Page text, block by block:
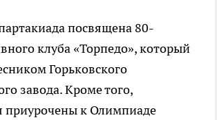
посвящена 80-
клуба «Торпедо», который
Горьковского
завода. Кроме того,
приурочены к Олимпиаде